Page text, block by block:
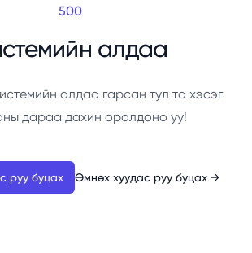
500
алдаа
алдаа гарсан тул та хэсэг
дараа дахин оролдоно уу!
руу буцах Өмнөх хуудас руу буцах →